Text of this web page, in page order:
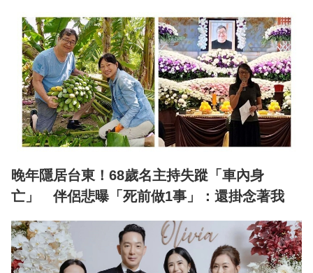
晚年隱居台東！68歲名主持失蹤「車內身
亡」 伴侶悲曝「死前做1事」：還掛念著我